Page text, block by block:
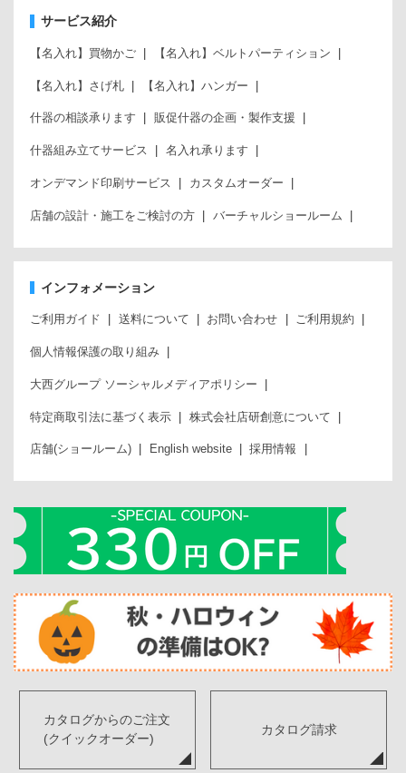
サービス紹介
【名入れ】買物かご 【名入れ】ベルトパーティション
【名入れ】さげ札 【名入れ】ハンガー
什器の相談承ります 販促什器の企画・製作支援
什器組み立てサービス 名入れ承ります
オンデマンド印刷サービス カスタムオーダー
店舗の設計・施工をご検討の方 バーチャルショールーム
インフォメーション
ご利用ガイド 送料について お問い合わせ ご利用規約
個人情報保護の取り組み
大西グループ ソーシャルメディアポリシー
特定商取引法に基づく表示 株式会社店研創意について
店舗(ショールーム) English website 採用情報
カタログからのご注文
(クイックオーダー)
カタログ請求